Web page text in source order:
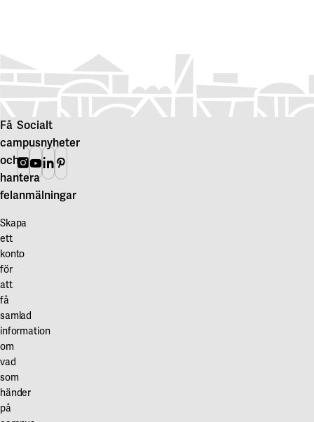
Få
campusnyheter
och
hantera
felanmälningar
Skapa
ett
konto
för
att
få
samlad
information
om
vad
som
händer
på
Socialt
Instagram
Youtube
Linkedin
Pinterest